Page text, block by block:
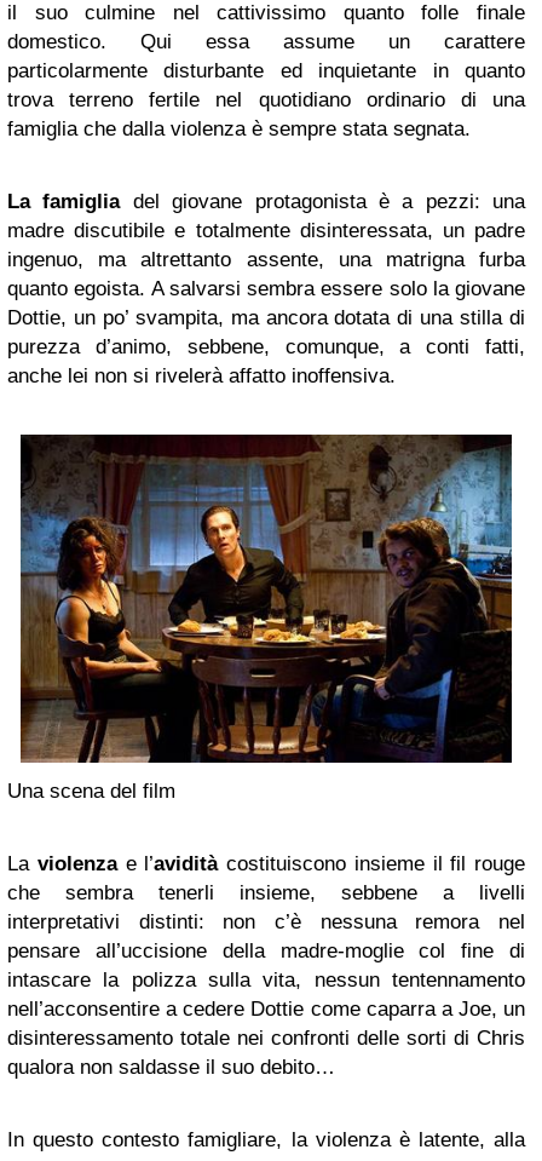
il suo culmine nel cattivissimo quanto folle finale
domestico. Qui essa assume un carattere
particolarmente disturbante ed inquietante in quanto
trova terreno fertile nel quotidiano ordinario di una
famiglia che dalla violenza è sempre stata segnata.
La famigliadel giovane protagonista è a pezzi: una
madre discutibile e totalmente disinteressata, un padre
ingenuo, ma altrettanto assente, una matrigna furba
quanto egoista. A salvarsi sembra essere solo la giovane
Dottie, un po’ svampita, ma ancora dotata di una stilla di
purezza d’animo, sebbene, comunque, a conti fatti,
anche lei non si rivelerà affatto inoffensiva.
Una scena del film
La violenzae l’aviditàcostituiscono insieme il fil rouge
che sembra tenerli insieme, sebbene a livelli
interpretativi distinti: non c’è nessuna remora nel
pensare all’uccisione della madre-moglie col fine di
intascare la polizza sulla vita, nessun tentennamento
nell’acconsentire a cedere Dottie come caparra a Joe, un
disinteressamento totale nei confronti delle sorti di Chris
qualora non saldasse il suo debito…
In questo contesto famigliare, la violenza è latente, alla